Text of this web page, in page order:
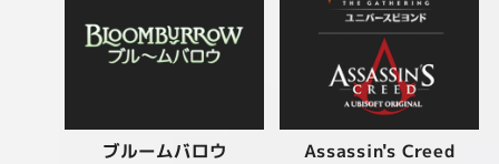
ブルームバロウ Assassin's Creed